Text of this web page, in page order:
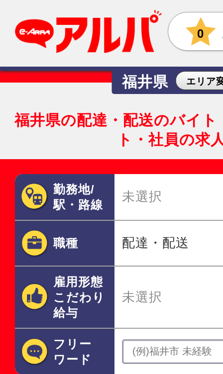
0
福井県 エリア
福井県の配達・配送のバイ
ト・社員の求
勤務地/
駅・路線
未選択
職種 配達・配送
雇用形態
こだわり
給与
未選択
フリー
ワード